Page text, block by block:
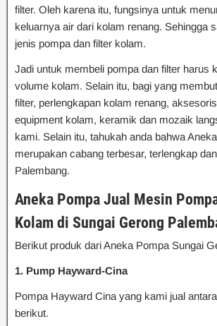
filter. Oleh karena itu, fungsinya untuk
keluarnya air dari kolam renang. Sehingga
jenis pompa dan filter kolam.
Jadi untuk membeli pompa dan filter harus
volume kolam. Selain itu, bagi yang
filter, perlengkapan kolam renang,
equipment kolam, keramik dan mozaik
kami. Selain itu, tahukah anda bahwa
merupakan cabang terbesar, terlengkap
Palembang.
Aneka Pompa Jual Mesin
Kolam di Sungai Gerong
Berikut produk dari Aneka Pompa Sungai
1. Pump Hayward-Cina
Pompa Hayward Cina yang kami jual
berikut.